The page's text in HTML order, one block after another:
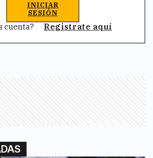
INICIAR
SESIÓN
cuenta? Registrate aquí